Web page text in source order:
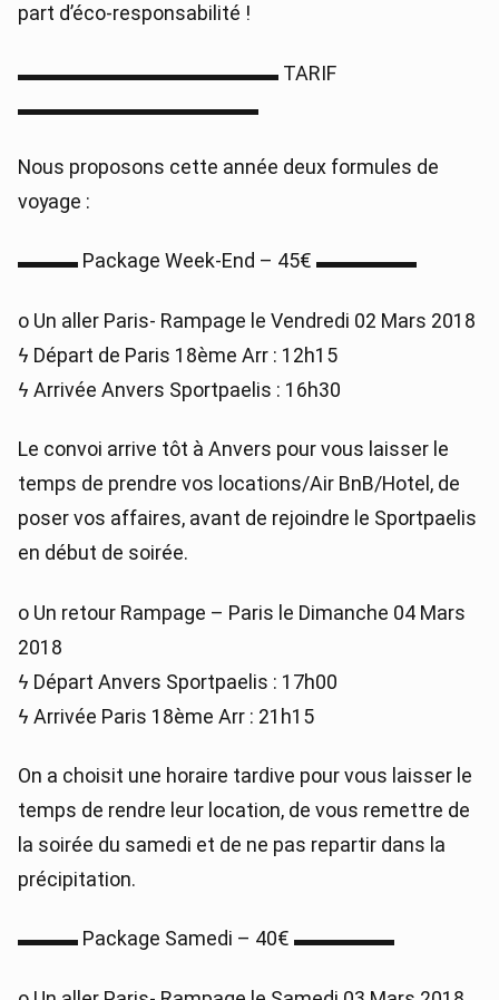
part d’éco-responsabilité !
▬▬▬▬▬▬▬▬▬▬▬▬▬ TARIF
▬▬▬▬▬▬▬▬▬▬▬▬
Nous proposons cette année deux formules de
voyage :
▬▬▬ Package Week-End – 45€ ▬▬▬▬▬
o Un aller Paris- Rampage le Vendredi 02 Mars 2018
ϟ Départ de Paris 18ème Arr : 12h15
ϟ Arrivée Anvers Sportpaelis : 16h30
Le convoi arrive tôt à Anvers pour vous laisser le
temps de prendre vos locations/Air BnB/Hotel, de
poser vos affaires, avant de rejoindre le Sportpaelis
en début de soirée.
o Un retour Rampage – Paris le Dimanche 04 Mars
2018
ϟ Départ Anvers Sportpaelis : 17h00
ϟ Arrivée Paris 18ème Arr : 21h15
On a choisit une horaire tardive pour vous laisser le
temps de rendre leur location, de vous remettre de
la soirée du samedi et de ne pas repartir dans la
précipitation.
▬▬▬ Package Samedi – 40€ ▬▬▬▬▬